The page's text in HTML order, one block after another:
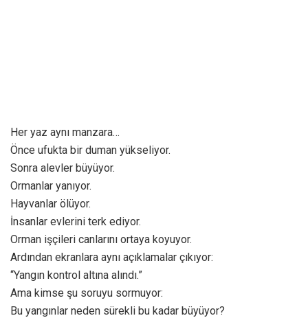
Her yaz aynı manzara…
Önce ufukta bir duman yükseliyor.
Sonra alevler büyüyor.
Ormanlar yanıyor.
Hayvanlar ölüyor.
İnsanlar evlerini terk ediyor.
Orman işçileri canlarını ortaya koyuyor.
Ardından ekranlara aynı açıklamalar çıkıyor:
“Yangın kontrol altına alındı.”
Ama kimse şu soruyu sormuyor:
Bu yangınlar neden sürekli bu kadar büyüyor?